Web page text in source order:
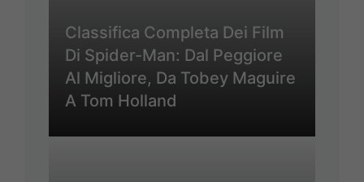
Classifica Completa Dei Film
Di Spider-Man: Dal Peggiore
Al Migliore, Da Tobey Maguire
A Tom Holland